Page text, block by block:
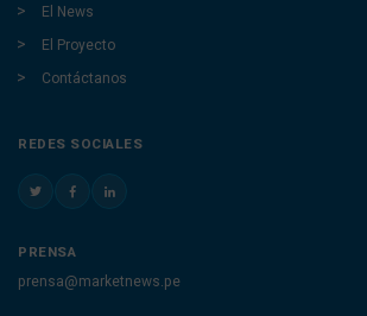
El News
El Proyecto
Contáctanos
REDES SOCIALES
PRENSA
prensa@marketnews.pe